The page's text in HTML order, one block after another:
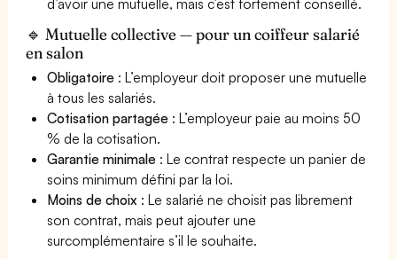
🔹 Mutuelle collective — pour un coiffeur salarié
en salon
Obligatoire : L’employeur doit proposer une mutuelle
à tous les salariés.
Cotisation partagée : L’employeur paie au moins 50
% de la cotisation.
Garantie minimale : Le contrat respecte un panier de
soins minimum défini par la loi.
Moins de choix : Le salarié ne choisit pas librement
son contrat, mais peut ajouter une
surcomplémentaire s’il le souhaite.